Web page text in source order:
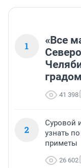
1
«Все
41 398
2
Суровой
узнать
приметы
26 602